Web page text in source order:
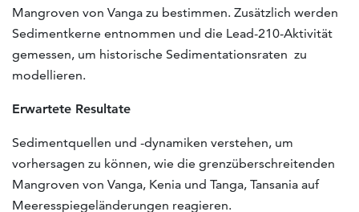
Mangroven von Vanga zu bestimmen. Zusätzlich werden
Sedimentkerne entnommen und die Lead-210-Aktivität
gemessen, um historische Sedimentationsraten zu
modellieren.
Erwartete Resultate
Sedimentquellen und -dynamiken verstehen, um
vorhersagen zu können, wie die grenzüberschreitenden
Mangroven von Vanga, Kenia und Tanga, Tansania auf
Meeresspiegeländerungen reagieren.